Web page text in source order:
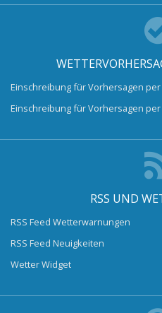
Einschreibung für Vorhersagen per
Einschreibung für Vorhersagen per
RSS UND
RSS Feed Wetterwarnungen
RSS Feed Neuigkeiten
Wetter Widget